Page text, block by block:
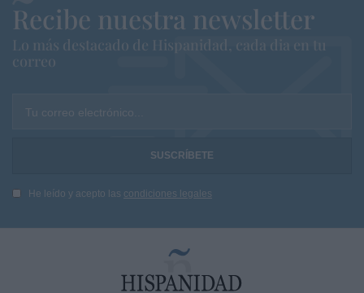
Recibe nuestra newsletter
Lo más destacado de Hispanidad, cada dia en tu
correo
Tu correo electrónico...
He leído y acepto las condiciones legales